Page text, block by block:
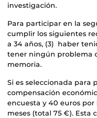
investigación.
Para participar en la
cumplir los siguientes
a 34 años, (3) haber
tener ningún problema
memoria.
Si es seleccionada para
compensación
encuesta y 40 euros
meses (total 75 €). Esta